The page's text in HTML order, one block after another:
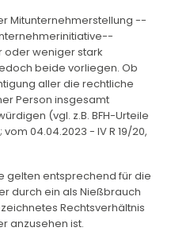
Mitunternehmerstellung --
oder weniger stark
beide vorliegen. Ob
aller die rechtliche
Person insgesamt
(vgl. z.B. BFH-Urteile
vom 04.04.2023 - IV R 19/20,
gelten entsprechend für die
durch ein als Nießbrauch
Rechtsverhältnis
anzusehen ist.